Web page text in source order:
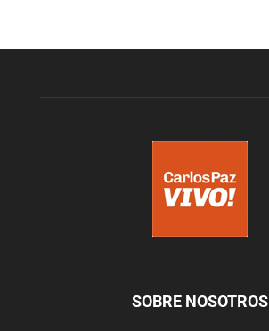
SOBRE NOSOTROS